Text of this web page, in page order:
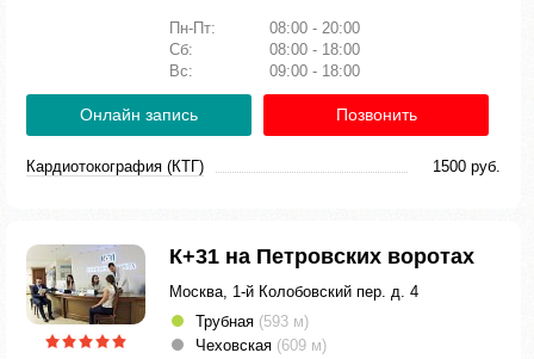
Пн-Пт:
08:00 - 20:00
Сб:
08:00 - 18:00
Вс:
09:00 - 18:00
Онлайн запись Позвонить
Кардиотокография (КТГ) 1500 руб.
К+31 на Петровских воротах
Москва, 1-й Колобовский пер. д. 4
Трубная (593 м)
Чеховская (609 м)